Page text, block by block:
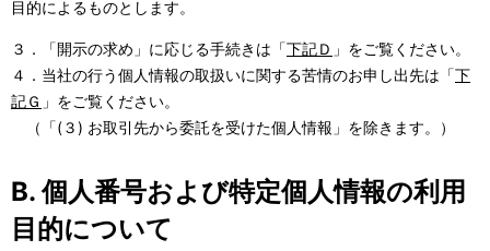
目的によるものとします。
３．「開示の求め」に応じる手続きは「下記Ｄ 」をご覧ください。
４．当社の行う個人情報の取扱いに関する苦情のお申し出先は「下
記Ｇ 」をご覧ください。
（「(３) お取引先から委託を受けた個人情報」を除きます。）
B. 個人番号および特定個人情報の利用
目的について